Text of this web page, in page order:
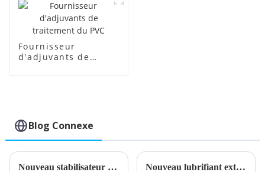
Fournisseur
d'adjuvants de
Blog Connexe
Nouveau stabilisateur de plomb composé pour une meilleure performance du produit Nouveau lubrifiant externe en PVC développé pour des performances améliorées